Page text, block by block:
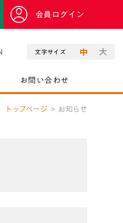
会員ログイン
文字サイズ
お問い合わせ
トップページ お知らせ